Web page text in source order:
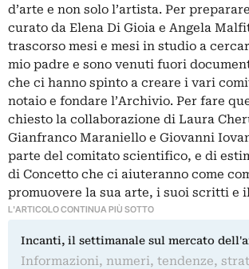
d’arte e non solo l’artista. Per
curato da Elena Di Gioia e Angela
trascorso mesi e mesi in studio a
mio padre e sono venuti fuori
che ci hanno spinto a creare i vari
notaio e fondare l’Archivio. Per fare
chiesto la collaborazione di Laura
Gianfranco Maraniello e Giovanni
parte del comitato scientifico, e di
di Concetto che ci aiuteranno come
promuovere la sua arte, i suoi scritti e
L'ARTICOLO CONTINUA PIÙ SOTTO
Incanti, il settimanale sul mercato
Informazioni, numeri, tendenze,